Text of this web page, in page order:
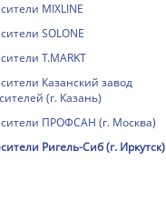
MIXLINE
SOLONE
T.MARKT
Казанский завод
(г. Казань)
ПРОФСАН (г. Москва)
Ригель-Сиб (г. Иркутск)